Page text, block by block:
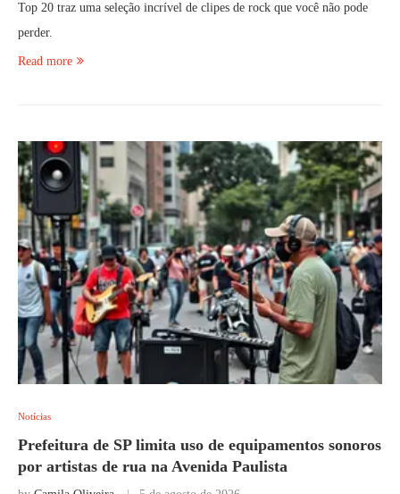
Top 20 traz uma seleção incrível de clipes de rock que você não pode
perder.
Read more
Notícias
Prefeitura de SP limita uso de equipamentos sonoros
por artistas de rua na Avenida Paulista